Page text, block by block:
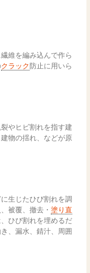
維を編み込んで作ら
クラック防止に用いら
やヒビ割れを指す建
物の揺れ、などが原
生じたひび割れを調
被覆、撤去・ 塗り直
ひび割れを埋めるだ
、漏水、錆汁、周囲